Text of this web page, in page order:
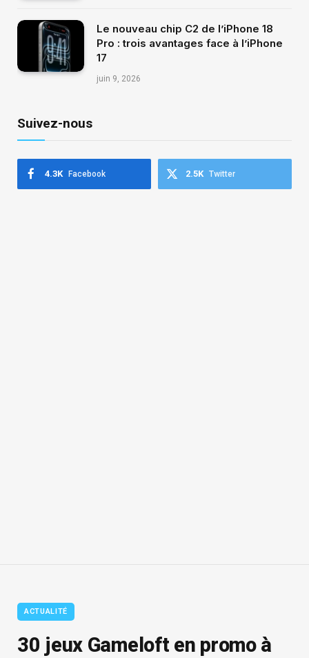
Le nouveau chip C2 de l’iPhone 18
Pro : trois avantages face à l’iPhone
17
juin 9, 2026
Suivez-nous
Facebook
4.3K Twitter
2.5K
ACTUALITÉ
30 jeux Gameloft en promo à